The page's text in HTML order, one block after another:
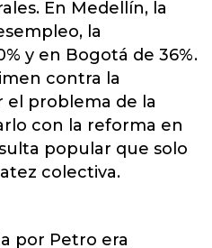
En Medellín, la
la
y en Bogotá de 36%.
contra la
el problema de la
con la reforma en
popular que solo
colectiva.
por Petro era